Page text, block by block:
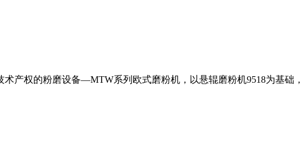
产权的粉磨设备—MTW系列欧式磨粉机，以悬辊磨粉机9518为基础